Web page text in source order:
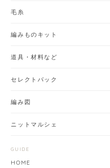
毛糸
編みものキット
道具・材料など
セレクトパック
編み図
ニットマルシェ
GUIDE
HOME